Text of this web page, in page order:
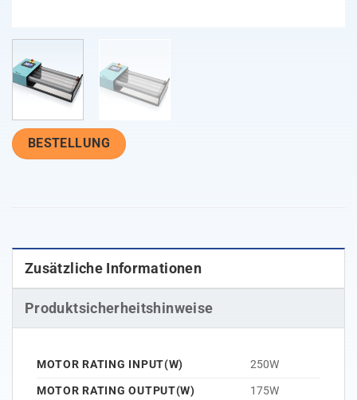
BESTELLUNG
Zusätzliche Informationen
Produktsicherheitshinweise
MOTOR RATING INPUT(W)
250W
MOTOR RATING OUTPUT(W)
175W